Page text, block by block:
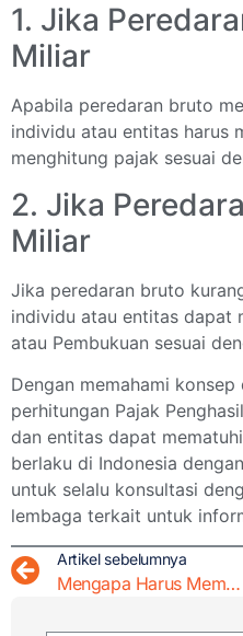
1. Jika
Miliar
Apabila peredaran bruto
individu atau entitas harus
menghitung pajak sesuai
2. Jika
Miliar
Jika peredaran bruto
individu atau entitas dapat
atau Pembukuan sesuai
Dengan memahami
perhitungan Pajak
dan entitas dapat
berlaku di Indonesia
untuk selalu konsultasi
lembaga terkait untuk
Artikel sebelumnya
Mengapa Harus Membayar Pajak: Pentingnya Kontribusi Keuangan pada Negara